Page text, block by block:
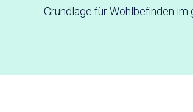
Grundlage für Wohlbefinden im